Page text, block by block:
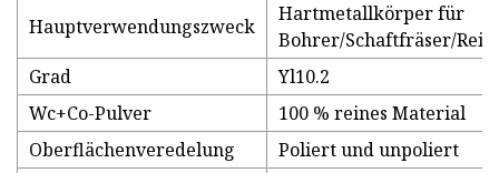
Hauptverwendungszweck
Hartmetallkörper für
Bohrer/Schaftfräser/
Grad
Yl10.2
Wc+Co-Pulver
100 % reines Material
Oberflächenveredelung
Poliert und unpoliert